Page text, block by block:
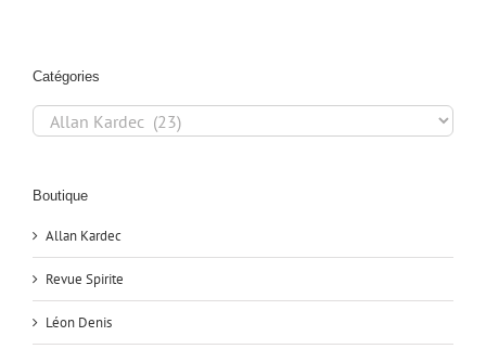
Catégories
Catégories
Boutique
Allan Kardec
Revue Spirite
Léon Denis